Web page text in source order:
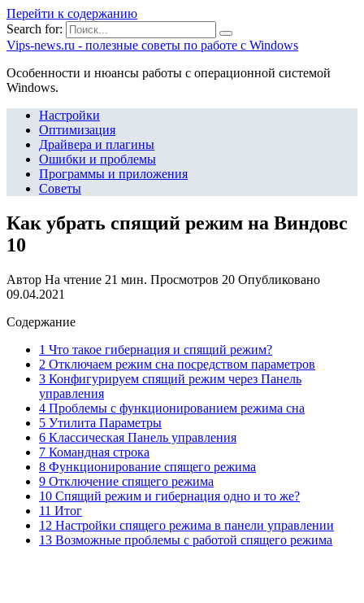
Перейти к содержанию
Search for:
Vips-news.ru - полезные советы по работе с Windows
Особенности и нюансы работы с операционной системой
Windows.
Настройки
Оптимизация
Драйвера и плагины
Ошибки и проблемы
Программы и приложения
Советы
Как убрать спящий режим на Виндовс
10
Автор На чтение 21 мин. Просмотров 20 Опубликовано
09.04.2021
Содержание
1 Что такое гибернация и спящий режим?
2 Отключаем режим сна посредством параметров
3 Конфигурируем спящий режим через Панель
управления
4 Проблемы с функционированием режима сна
5 Утилита Параметры
6 Классическая Панель управления
7 Командная строка
8 Функционирование спящего режима
9 Отключение спящего режима
10 Спящий режим и гибернация одно и то же?
11 Итог
12 Настройки спящего режима в панели управлении
13 Возможные проблемы с работой спящего режима